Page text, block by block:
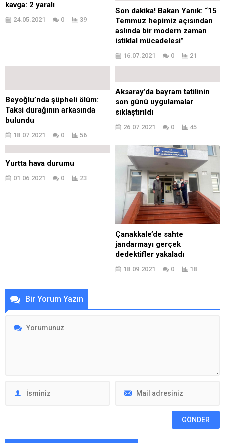
kavga: 2 yaralı
24.05.2021 0 39
Son dakika! Bakan Yanık: “15
Temmuz hepimiz açısından
aslında bir modern zaman
istiklal mücadelesi”
16.07.2021 0 21
Beyoğlu’nda şüpheli ölüm:
Taksi durağının arkasında
bulundu
18.07.2021 0 56
Aksaray’da bayram tatilinin
son günü uygulamalar
sıklaştırıldı
26.07.2021 0 45
Yurtta hava durumu
01.06.2021 0 23
Çanakkale’de sahte
jandarmayı gerçek
dedektifler yakaladı
18.09.2021 0 18
Bir Yorum Yazın